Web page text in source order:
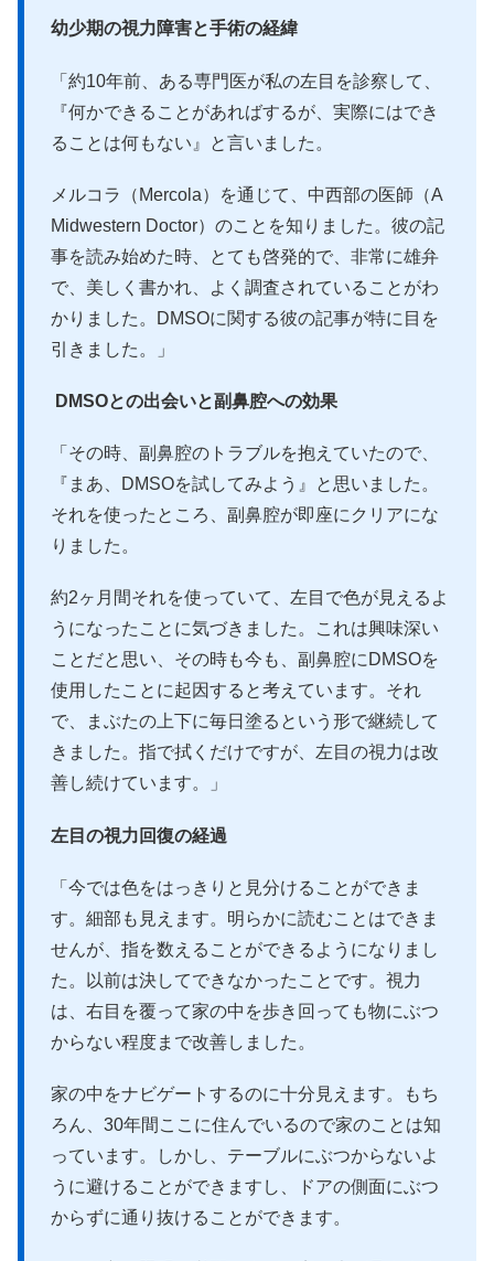
幼少期の視力障害と手術の経緯
「約10年前、ある専門医が私の左目を診察して、
『何かできることがあればするが、実際にはでき
ることは何もない』と言いました。
メルコラ（Mercola）を通じて、中西部の医師（A
Midwestern Doctor）のことを知りました。彼の記
事を読み始めた時、とても啓発的で、非常に雄弁
で、美しく書かれ、よく調査されていることがわ
かりました。DMSOに関する彼の記事が特に目を
引きました。」
DMSOとの出会いと副鼻腔への効果
「その時、副鼻腔のトラブルを抱えていたので、
『まあ、DMSOを試してみよう』と思いました。
それを使ったところ、副鼻腔が即座にクリアにな
りました。
約2ヶ月間それを使っていて、左目で色が見えるよ
うになったことに気づきました。これは興味深い
ことだと思い、その時も今も、副鼻腔にDMSOを
使用したことに起因すると考えています。それ
で、まぶたの上下に毎日塗るという形で継続して
きました。指で拭くだけですが、左目の視力は改
善し続けています。」
左目の視力回復の経過
「今では色をはっきりと見分けることができま
す。細部も見えます。明らかに読むことはできま
せんが、指を数えることができるようになりまし
た。以前は決してできなかったことです。視力
は、右目を覆って家の中を歩き回っても物にぶつ
からない程度まで改善しました。
家の中をナビゲートするのに十分見えます。もち
ろん、30年間ここに住んでいるので家のことは知
っています。しかし、テーブルにぶつからないよ
うに避けることができますし、ドアの側面にぶつ
からずに通り抜けることができます。